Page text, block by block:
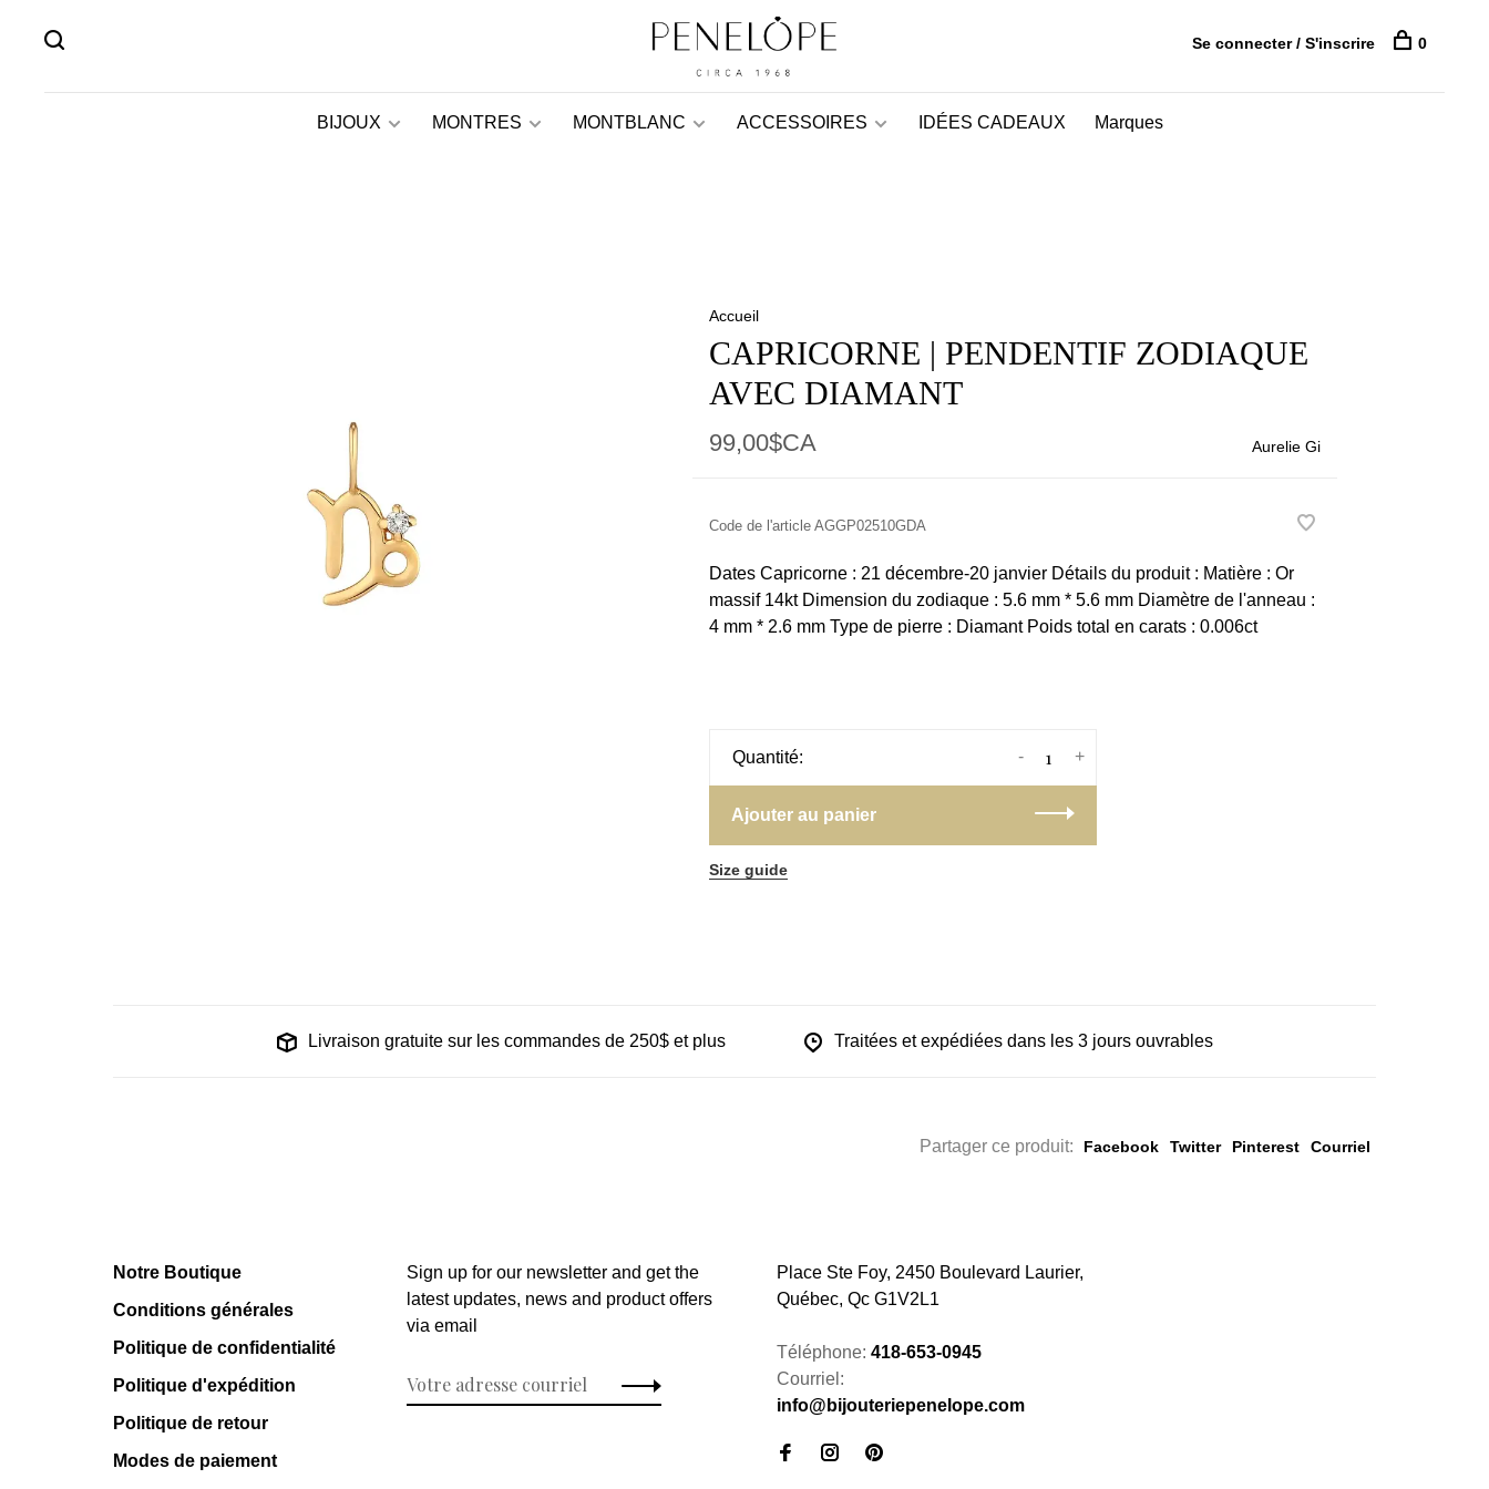
BIJOUX MONTRES MONTBLANC ACCESSOIRES IDÉES CADEAUX Marques
Se connecter / S'inscrire 0
Accueil
CAPRICORNE | PENDENTIF ZODIAQUE
AVEC DIAMANT
99,00$CA Aurelie Gi
Code de l'articleAGGP02510GDA
Dates Capricorne : 21 décembre-20 janvier Détails du produit : Matière : Or
massif 14kt Dimension du zodiaque : 5.6 mm * 5.6 mm Diamètre de l'anneau :
4 mm * 2.6 mm Type de pierre : Diamant Poids total en carats : 0.006ct
Quantité: +
-
Ajouter au panier
Size guide
Livraison gratuite sur les commandes de 250$ et plus Traitées et expédiées dans les 3 jours ouvrables
Partager ce produit: Facebook Twitter Pinterest Courriel
Notre Boutique
Conditions générales
Politique de confidentialité
Politique d'expédition
Politique de retour
Modes de paiement
Sign up for our newsletter and get the
latest updates, news and product offers
via email
Place Ste Foy, 2450 Boulevard Laurier,
Québec, Qc G1V2L1
Téléphone: 418-653-0945
Courriel:
info@bijouteriepenelope.com